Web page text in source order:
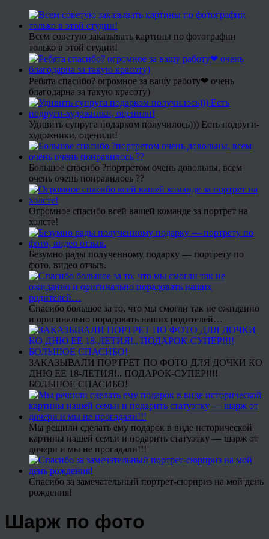
Всем советую заказывать картины по фотографии
только в этой студии!
Ребята спасибо? огромное за вашу работу❤ очень
благодарна за такую красоту)
Удивить супруга подарком получилось))) Есть подруги-
художники, оценили!
Большое спасибо ?портретом очень довольны, всем
очень очень понравилось ??
Огромное спасибо всей вашей команде за портрет на
холсте!
Безумно рады полученному подарку — портрету по
фото, видео отзыв.
Спасибо большое за то, что мы смогли так не ожиданно
и оригинально порадовать наших родителей…
ЗАКАЗЫВАЛИ ПОРТРЕТ ПО ФОТО ДЛЯ ДОЧКИ КО
ДНЮ ЕЕ 18-ЛЕТИЯ!.. ПОДАРОК-СУПЕР!!!!
БОЛЬШОЕ СПАСИБО!
Мы решили сделать ему подарок в виде исторической
картины нашей семьи и подарить статуэтку — шарж от
дочери и мы не прогадали!!!
Спасибо за замечательный портрет-сюрприз на мой день
рождения!
Шарж по фото